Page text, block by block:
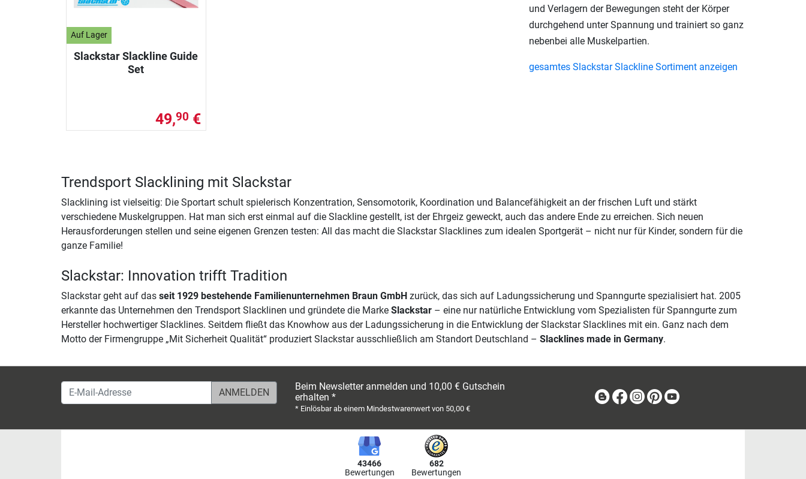
Auf Lager
Slackstar Slackline Guide
Set
49,90 €
und Verlagern der Bewegungen steht der Körper
durchgehend unter Spannung und trainiert so ganz
nebenbei alle Muskelpartien.
gesamtes Slackstar Slackline Sortiment anzeigen
Trendsport Slacklining mit Slackstar
Slacklining ist vielseitig: Die Sportart schult spielerisch Konzentration, Sensomotorik, Koordination und Balancefähigkeit an der frischen Luft und stärkt
verschiedene Muskelgruppen. Hat man sich erst einmal auf die Slackline gestellt, ist der Ehrgeiz geweckt, auch das andere Ende zu erreichen. Sich neuen
Herausforderungen stellen und seine eigenen Grenzen testen: All das macht die Slackstar Slacklines zum idealen Sportgerät – nicht nur für Kinder, sondern für die
ganze Familie!
Slackstar: Innovation trifft Tradition
Slackstar geht auf das seit 1929 bestehende Familienunternehmen Braun GmbH zurück, das sich auf Ladungssicherung und Spanngurte spezialisiert hat. 2005
erkannte das Unternehmen den Trendsport Slacklinen und gründete die Marke Slackstar – eine nur natürliche Entwicklung vom Spezialisten für Spanngurte zum
Hersteller hochwertiger Slacklines. Seitdem fließt das Knowhow aus der Ladungssicherung in die Entwicklung der Slackstar Slacklines mit ein. Ganz nach dem
Motto der Firmengruppe „Mit Sicherheit Qualität“ produziert Slackstar ausschließlich am Standort Deutschland – Slacklines made in Germany.
E-Mail-Adresse
Beim Newsletter anmelden und 10,00 € Gutschein
erhalten *
* Einlösbar ab einem Mindestwarenwert von 50,00 €
BlogFacebook
Instagram
Pinterest
43466
Bewertungen
682
Bewertungen